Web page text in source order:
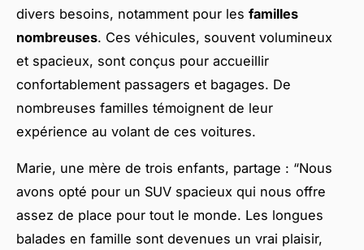
divers besoins, notamment pour les familles
nombreuses. Ces véhicules, souvent volumineux
et spacieux, sont conçus pour accueillir
confortablement passagers et bagages. De
nombreuses familles témoignent de leur
expérience au volant de ces voitures.
Marie, une mère de trois enfants, partage : “Nous
avons opté pour un SUV spacieux qui nous offre
assez de place pour tout le monde. Les longues
balades en famille sont devenues un vrai plaisir,